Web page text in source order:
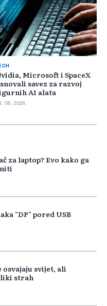
Microsoft i SpaceX
savez za razvoj
AI alata
08. 2026.
za laptop? Evo kako ga
"DP" pored USB
osvajaju svijet, ali
strah